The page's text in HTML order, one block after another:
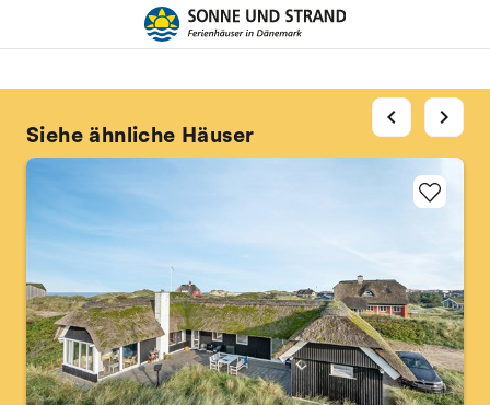
Siehe ähnliche Häuser
chevron_left chevron_right